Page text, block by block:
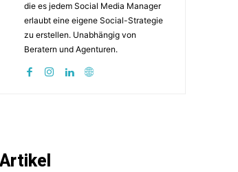
die es jedem Social Media Manager
erlaubt eine eigene Social-Strategie
zu erstellen. Unabhängig von
Beratern und Agenturen.